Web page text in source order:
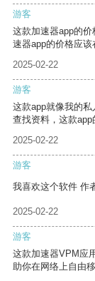
游客
这款加速器app的
速器app的价格应该
2025-02-22
游客
这款app就像我的
查找资料，这款app
2025-02-22
游客
我喜欢这个软件 作
2025-02-22
游客
这款加速器VPM应
助你在网络上自由移